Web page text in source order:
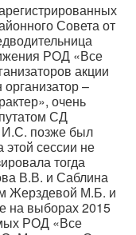
Совета от
РОД «Все
акции
–
очень
СД
И.С. позже был
этой сессии не
тогда
В.В. и Саблина
Жерздевой М.Б. и
на выборах 2015
РОД «Все